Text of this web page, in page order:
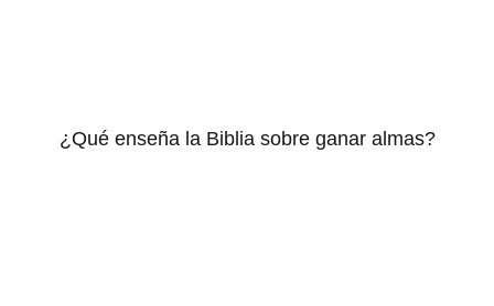
¿Qué enseña la Biblia sobre ganar almas?